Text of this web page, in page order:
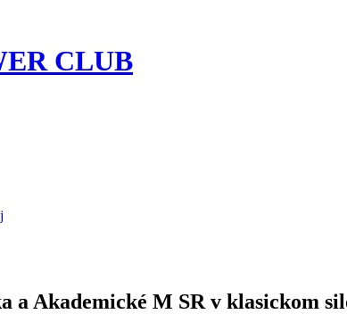
CLUB
a Akademické M SR v klasickom